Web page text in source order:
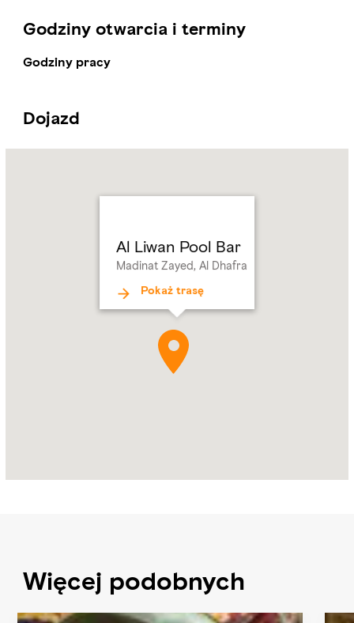
Godziny otwarcia i terminy
Godziny pracy
Dojazd
Al Liwan Pool Bar
Madinat Zayed, Al Dhafra
Pokaż trasę
Więcej podobnych